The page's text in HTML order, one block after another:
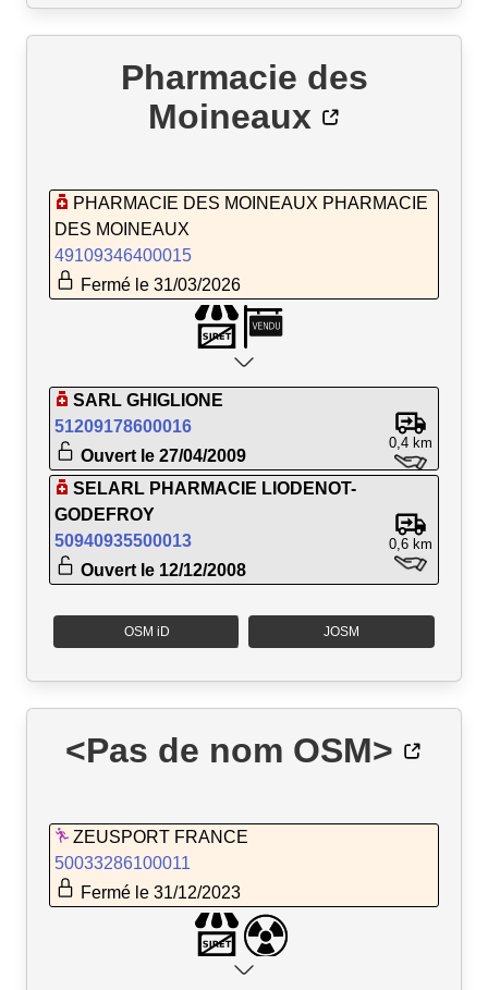
Pharmacie des
Moineaux
PHARMACIE DES MOINEAUX PHARMACIE
DES MOINEAUX
49109346400015
Fermé le 31/03/2026
SARL GHIGLIONE
51209178600016
Ouvert le 27/04/2009
0,4 km
SELARL PHARMACIE LIODENOT-
GODEFROY
50940935500013
Ouvert le 12/12/2008
0,6 km
OSM iD JOSM
<Pas de nom OSM>
ZEUSPORT FRANCE
50033286100011
Fermé le 31/12/2023